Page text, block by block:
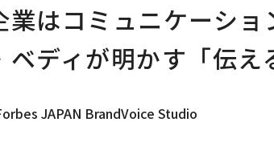
業はコミュニケーシ
ベディが明かす「伝え
JAPAN BrandVoice Studio